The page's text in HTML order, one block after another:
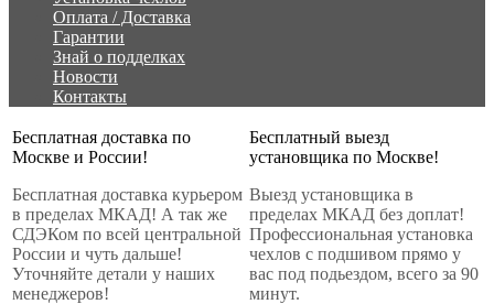
Оплата / Доставка
Гарантии
Знай о подделках
Новости
Контакты
Бесплатная доставка по
Москве и России!
Бесплатная доставка курьером
в пределах МКАД! А так же
СДЭКом по всей центральной
России и чуть дальше!
Уточняйте детали у наших
менеджеров!
Бесплатный выезд
установщика по Москве!
Выезд установщика в
пределах МКАД без доплат!
Профессиональная установка
чехлов с подшивом прямо у
вас под подьездом, всего за 90
минут.